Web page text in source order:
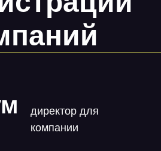
директор для
компании